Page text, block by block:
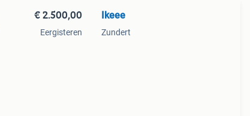
€ 2.500,00
Eergisteren
Ikeee
Zundert